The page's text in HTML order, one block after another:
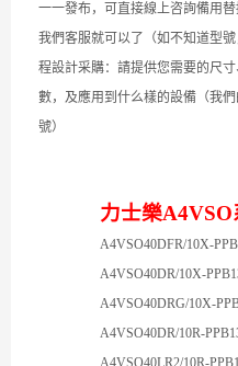
一一發布，可直接線上咨詢備用
我們客服就可以了（如不知道型
程設計采購：請提供您需要的尺
數，及應用到什么樣的設備（我
號）
力士樂A4VSO
A4VSO40DFR/10X-
A4VSO40DR/10X-
A4VSO40DRG/10X-
A4VSO40DR/10R-
A4VSO40LR2/10R-